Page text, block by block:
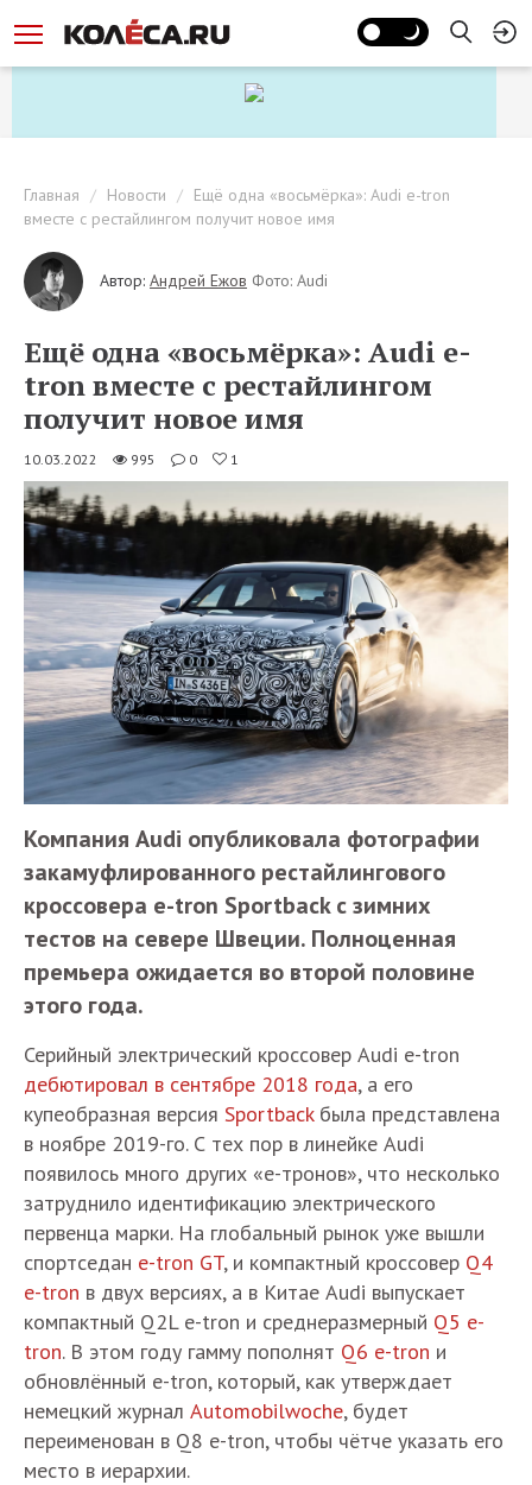
Главная Новости
Ещё одна «восьмёрка»: Audi e-tron
вместе с рестайлингом получит новое имя
Автор: Андрей Ежов Фото: Audi
Ещё одна «восьмёрка»: Audi e-
tron вместе с рестайлингом
получит новое имя
10.03.2022 995 0 1
Компания Audi опубликовала фотографии
закамуфлированного рестайлингового
кроссовера e-tron Sportback с зимних
тестов на севере Швеции. Полноценная
премьера ожидается во второй половине
этого года.
Серийный электрический кроссовер Audi e-tron
дебютировал в сентябре 2018 года, а его
купеобразная версия Sportbackбыла представлена
в ноябре 2019-го. С тех пор в линейке Audi
появилось много других «е-тронов», что несколько
затруднило идентификацию электрического
первенца марки. На глобальный рынок уже вышли
спортседан e-tron GT, и компактный кроссовер Q4
e-tron в двух версиях, а в Китае Audi выпускает
компактный Q2L e-tron и среднеразмерный Q5 e-
tron. В этом году гамму пополнят Q6 e-tron и
обновлённый e-tron, который, как утверждает
немецкий журнал Automobilwoche, будет
переименован в Q8 e-tron, чтобы чётче указать его
место в иерархии.